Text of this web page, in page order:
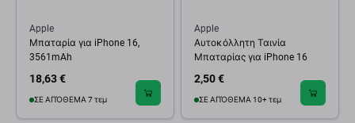
Apple
Μπαταρία για iPhone 16,
3561mAh
18,63 €
ΣΕ ΑΠΌΘΕΜΑ 7 τεμ
Apple
Αυτοκόλλητη Ταινία
Μπαταρίας για iPhone 16
2,50 €
ΣΕ ΑΠΌΘΕΜΑ 10+ τεμ